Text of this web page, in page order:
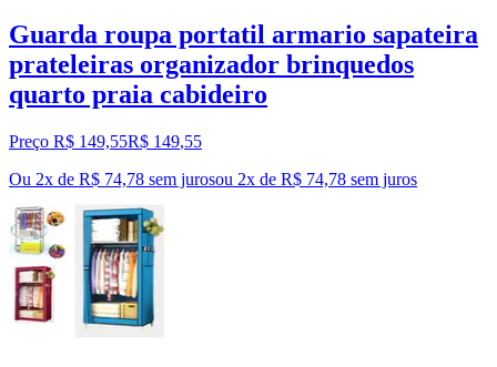
Guarda roupa portatil armario sapateira
prateleiras organizador brinquedos
quarto praia cabideiro
Preço R$ 149,55R$ 149,55
Ou 2x de R$ 74,78 sem jurosou 2x de R$ 74,78 sem juros